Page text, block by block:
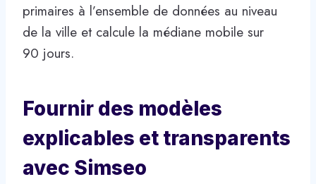
primaires à l’ensemble de données au niveau
de la ville et calcule la médiane mobile sur
90 jours.
Fournir des modèles
explicables et transparents
avec Simseo